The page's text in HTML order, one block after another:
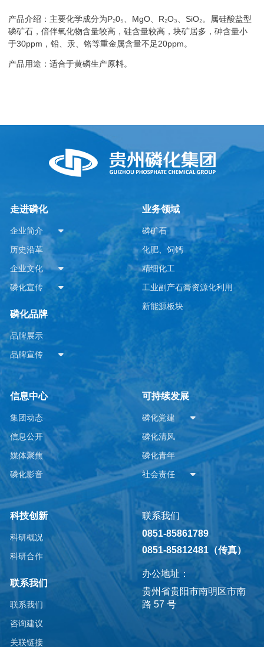
产品介绍：主要化学成分为P₂0₅ 、MgO、R₂O₃ 、SiO₂。属硅酸盐型
磷矿石，倍伴氧化物含量较高，硅含量较高，块矿居多，砷含量小
于30ppm，铅、汞、铬等重金属含量不足20ppm。
产品用途：适合于黄磷生产原料。
走进磷化
企业简介
历史沿革
企业文化
磷化宣传
磷化品牌
品牌展示
品牌宣传
业务领域
磷矿石
化肥、饲钙
精细化工
工业副产石膏资源化利用
新能源板块
信息中心
集团动态
信息公开
媒体聚焦
磷化影音
可持续发展
磷化党建
磷化清风
磷化青年
社会责任
科技创新
科研概况
科研合作
联系我们
联系我们
咨询建议
关联链接
联系我们
0851-85861789
0851-85812481（传真）
办公地址：
贵州省贵阳市南明区市南
路 57 号